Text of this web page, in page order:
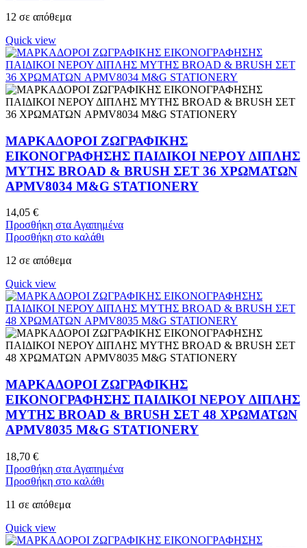
12 σε απόθεμα
Quick view
ΜΑΡΚΑΔΟΡΟΙ ΖΩΓΡΑΦΙΚΗΣ
ΕΙΚΟΝΟΓΡΑΦΗΣΗΣ ΠΑΙΔΙΚΟΙ ΝΕΡΟΥ ΔΙΠΛΗΣ
ΜΥΤΗΣ BROAD & BRUSH ΣΕΤ 36 ΧΡΩΜΑΤΩΝ
APMV8034 M&G STATIONERY
14,05 €
Προσθήκη στα Αγαπημένα
Προσθήκη στο καλάθι
12 σε απόθεμα
Quick view
ΜΑΡΚΑΔΟΡΟΙ ΖΩΓΡΑΦΙΚΗΣ
ΕΙΚΟΝΟΓΡΑΦΗΣΗΣ ΠΑΙΔΙΚΟΙ ΝΕΡΟΥ ΔΙΠΛΗΣ
ΜΥΤΗΣ BROAD & BRUSH ΣΕΤ 48 ΧΡΩΜΑΤΩΝ
APMV8035 M&G STATIONERY
18,70 €
Προσθήκη στα Αγαπημένα
Προσθήκη στο καλάθι
11 σε απόθεμα
Quick view